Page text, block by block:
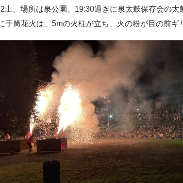
土、場所は泉公園。19:30過ぎに泉太鼓保存会の
手筒花火は、5mの火柱が立ち、火の粉が目の前ギ